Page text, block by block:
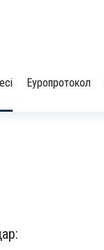
Еуропротокол